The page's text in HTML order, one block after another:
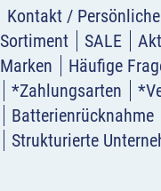
Kontakt /
Sortiment
SALE
Marken
Häufige
*Zahlungsarten
Batterienrücknahme
Strukturierte